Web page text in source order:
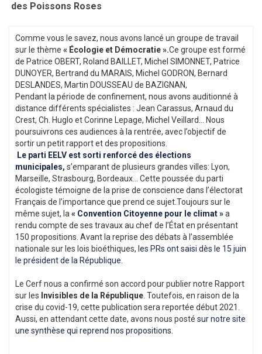
des Poissons Roses
Comme vous le savez, nous avons lancé un groupe de travail
sur le thème « Écologie et Démocratie ».Ce groupe est formé
de Patrice OBERT, Roland BAILLET, Michel SIMONNET, Patrice
DUNOYER, Bertrand du MARAIS, Michel GODRON, Bernard
DESLANDES, Martin DOUSSEAU de BAZIGNAN,
Pendant la période de confinement, nous avons auditionné à
distance différents spécialistes : Jean Carassus, Arnaud du
Crest, Ch. Huglo et Corinne Lepage, Michel Veillard… Nous
poursuivrons ces audiences à la rentrée, avec l’objectif de
sortir un petit rapport et des propositions.
Le parti EELV est sorti renforcé des élections
municipales, s’emparant de plusieurs grandes villes: Lyon,
Marseille, Strasbourg, Bordeaux… Cette poussée du parti
écologiste témoigne de la prise de conscience dans l’électorat
Français de l’importance que prend ce sujet.Toujours sur le
même sujet, la « Convention Citoyenne pour le climat »a
rendu compte de ses travaux au chef de l’État en présentant
150 propositions. Avant la reprise des débats à l’assemblée
nationale sur les lois bioéthiques, les PRs ont saisi dès le 15 juin
le président de la République.
Le Cerf nous a confirmé son accord pour publier notre Rapport
sur les Invisibles de la République . Toutefois, en raison de la
crise du covid-19, cette publication sera reportée début 2021.
Aussi, en attendant cette date, avons nous posté sur notre site
une synthèse qui reprend nos propositions.